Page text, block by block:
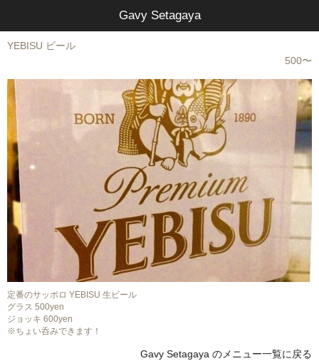
Gavy Setagaya
YEBISU ビール
500〜
定番のサッポロ YEBISU 生ビール
グラス 500yen
ジョッキ 600yen
※ちょい呑みできます！
Gavy Setagaya のメニュー一覧に戻る